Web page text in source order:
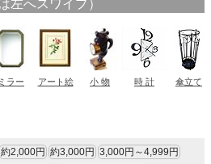
約2,000円 約3,000円 3,000円～4,999円